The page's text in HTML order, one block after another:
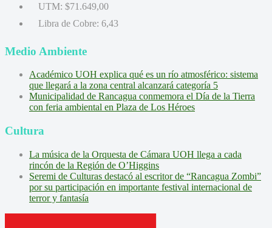
UTM: $71.649,00
Libra de Cobre: 6,43
Medio Ambiente
Académico UOH explica qué es un río atmosférico: sistema
que llegará a la zona central alcanzará categoría 5
Municipalidad de Rancagua conmemora el Día de la Tierra
con feria ambiental en Plaza de Los Héroes
Cultura
La música de la Orquesta de Cámara UOH llega a cada
rincón de la Región de O’Higgins
Seremi de Culturas destacó al escritor de “Rancagua Zombi”
por su participación en importante festival internacional de
terror y fantasía